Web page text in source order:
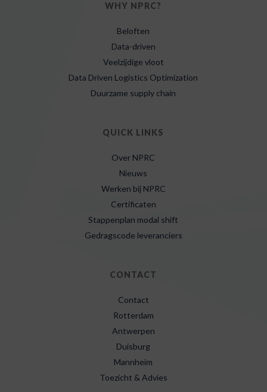
WHY NPRC?
Beloften
Data-driven
Veelzijdige vloot
Data Driven Logistics Optimization
Duurzame supply chain
QUICK LINKS
Over NPRC
Nieuws
Werken bij NPRC
Certificaten
Stappenplan modal shift
Gedragscode leveranciers
CONTACT
Contact
Rotterdam
Antwerpen
Duisburg
Mannheim
Toezicht & Advies